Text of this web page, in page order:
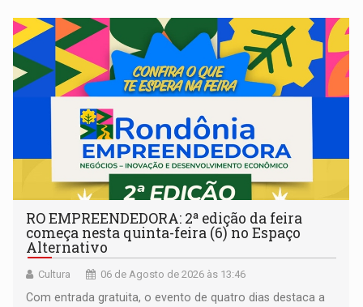
RO EMPREENDEDORA: 2ª edição da feira
começa nesta quinta-feira (6) no Espaço
Alternativo
Cultura 06 de Agosto de 2026 às 13:46
Com entrada gratuita, o evento de quatro dias destaca a